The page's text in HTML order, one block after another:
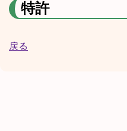
特許
戻る